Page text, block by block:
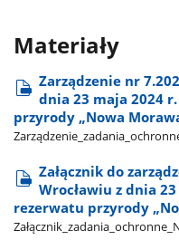
Materiały
Zarządzenie nr
dnia 23 maja 2024
przyrody „Nowa
Załącznik do
Wrocławiu z dnia
rezerwatu przyrody